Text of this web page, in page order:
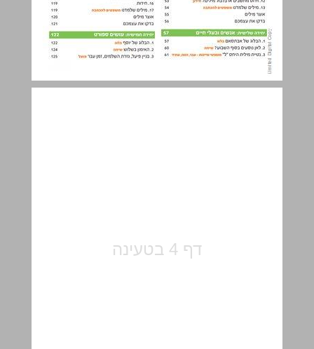
יחידה ראשונה בחטיבת הביניים ... 5